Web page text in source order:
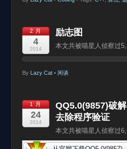
2 月
4
2014
励志图
本文共被喵星人侦察过
By Lazy Cat• 闲谈
1 月
24
2014
QQ5.0(9857)破
去除程序验证
本文共被喵星人侦察过